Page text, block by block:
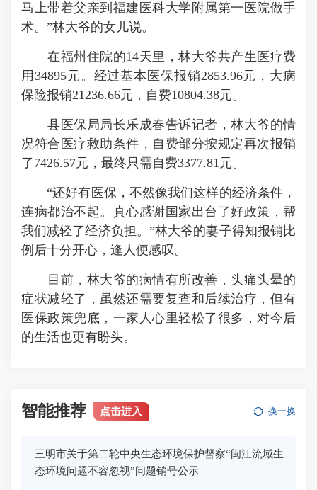
马上带着父亲到福建医科大学附属第一医院做手
术。”林大爷的女儿说。
在福州住院的14天里，林大爷共产生医疗费
用34895元。经过基本医保报销2853.96元，大病
保险报销21236.66元，自费10804.38元。
县医保局局长乐成春告诉记者，林大爷的情
况符合医疗救助条件，自费部分按规定再次报销
了7426.57元，最终只需自费3377.81元。
“还好有医保，不然像我们这样的经济条件，
连病都治不起。真心感谢国家出台了好政策，帮
我们减轻了经济负担。”林大爷的妻子得知报销比
例后十分开心，逢人便感叹。
目前，林大爷的病情有所改善，头痛头晕的
症状减轻了，虽然还需要复查和后续治疗，但有
医保政策兜底，一家人心里轻松了很多，对今后
的生活也更有盼头。
智能推荐 点击进入 换一换
三明市关于第二轮中央生态环境保护督察“闽江流域生
态环境问题不容忽视”问题销号公示